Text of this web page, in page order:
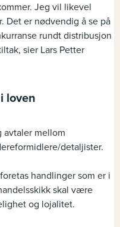
Jeg vil likevel
Det er nødvendig å se på
rundt distribusjon
sier Lars Petter
loven
avtaler mellom
detaljister.
handlinger som er i
skal være
og lojalitet.